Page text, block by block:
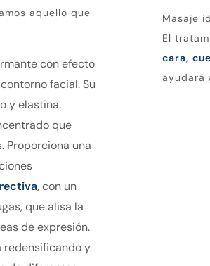
aquello que
con efecto
facial. Su
y elastina.
que
Proporciona una
, con un
que alisa la
de expresión.
redensificando y
Masaje
El
cara,
ayudará